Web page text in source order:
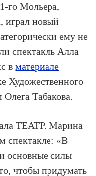
го Мольера,
играл новый
ему не
спектакль Алла
вматериале
Художественного
Олега Табакова.
ТЕАТР. Марина
спектакле: «В
основные силы
чтобы придумать